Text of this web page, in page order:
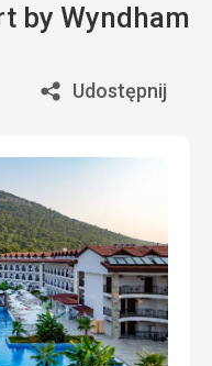
by Wyndham
Udostępnij